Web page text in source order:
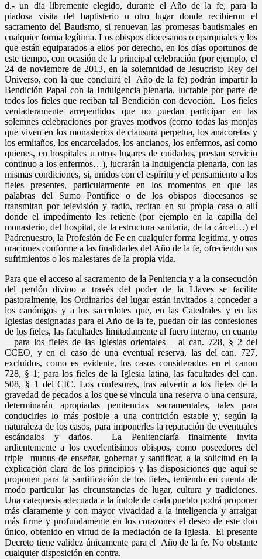
d.- un día libremente elegido, durante el Año de la fe, para la
piadosa visita del baptisterio u otro lugar donde recibieron el
sacramento del Bautismo, si renuevan las promesas bautismales en
cualquier forma legítima. Los obispos diocesanos o eparquiales y los
que están equiparados a ellos por derecho, en los días oportunos de
este tiempo, con ocasión de la principal celebración (por ejemplo, el
24 de noviembre de 2013, en la solemnidad de Jesucristo Rey del
Universo, con la que concluirá el Año de la fe) podrán impartir la
Bendición Papal con la Indulgencia plenaria, lucrable por parte de
todos los fieles que reciban tal Bendición con devoción. Los fieles
verdaderamente arrepentidos que no puedan participar en las
solemnes celebraciones por graves motivos (como todas las monjas
que viven en los monasterios de clausura perpetua, los anacoretas y
los ermitaños, los encarcelados, los ancianos, los enfermos, así como
quienes, en hospitales u otros lugares de cuidados, prestan servicio
continuo a los enfermos…), lucrarán la Indulgencia plenaria, con las
mismas condiciones, si, unidos con el espíritu y el pensamiento a los
fieles presentes, particularmente en los momentos en que las
palabras del Sumo Pontífice o de los obispos diocesanos se
transmitan por televisión y radio, recitan en su propia casa o allí
donde el impedimento les retiene (por ejemplo en la capilla del
monasterio, del hospital, de la estructura sanitaria, de la cárcel…) el
Padrenuestro, la Profesión de Fe en cualquier forma legítima, y otras
oraciones conforme a las finalidades del Año de la fe, ofreciendo sus
sufrimientos o los malestares de la propia vida.
Para que el acceso al sacramento de la Penitencia y a la consecución
del perdón divino a través del poder de la Llaves se facilite
pastoralmente, los Ordinarios del lugar están invitados a conceder a
los canónigos y a los sacerdotes que, en las Catedrales y en las
Iglesias designadas para el Año de la fe, puedan oír las confesiones
de los fieles, las facultades limitadamente al fuero interno, en cuanto
—para los fieles de las Iglesias orientales— al can. 728, § 2 del
CCEO, y en el caso de una eventual reserva, las del can. 727,
excluidos, como es evidente, los casos considerados en el canon
728, § 1; para los fieles de la Iglesia latina, las facultades del can.
508, § 1 del CIC. Los confesores, tras advertir a los fieles de la
gravedad de pecados a los que se vincula una reserva o una censura,
determinarán apropiadas penitencias sacramentales, tales para
conducirles lo más posible a una contrición estable y, según la
naturaleza de los casos, para imponerles la reparación de eventuales
escándalos y daños. La Penitenciaría finalmente invita
ardientemente a los excelentísimos obispos, como poseedores del
triple munus de enseñar, gobernar y santificar, a la solicitud en la
explicación clara de los principios y las disposiciones que aquí se
proponen para la santificación de los fieles, teniendo en cuenta de
modo particular las circunstancias de lugar, cultura y tradiciones.
Una catequesis adecuada a la índole de cada pueblo podrá proponer
más claramente y con mayor vivacidad a la inteligencia y arraigar
más firme y profundamente en los corazones el deseo de este don
único, obtenido en virtud de la mediación de la Iglesia. El presente
Decreto tiene validez únicamente para el Año de la fe. No obstante
cualquier disposición en contra.